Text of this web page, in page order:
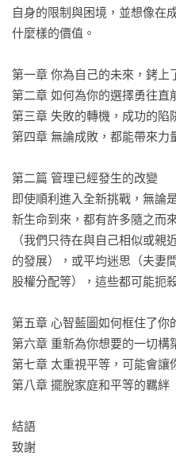
甚至親子教養之上，例如：
思考每一個行動的長期後果，
套房，是否可能成為日後的負
◆脫離要求完美的枷鎖
有些人因為減重計畫荒廢了一
◆一次只改變一個要素
明星股權分析師跳槽到新投資
更不用說跨到更陌生的領域！
的界線。
◆先和潛在機會「交往」看看
一邊醞釀新創事業，一邊保留
◆與其追求短期的公平，不如追
夫妻很難平均家事，合夥人很
平，不如追求現在這樣看似不
來什麼更好的成果。
未能行動的遺憾，永遠甚於展
好的選擇，現在就挺身面對迎
自身的限制與困境，並想像在
什麼樣的價值。
第一章 你為自己的未來，銬上
第二章 如何為你的選擇勇往直
第三章 失敗的轉機，成功的陷
第四章 無論成敗，都能帶來力
第二篇 管理已經發生的改變
即使順利進入全新挑戰，無論
新生命到來，都有許多隨之而
（我們只待在與自己相似或親
的發展），或平均迷思（夫妻
股權分配等），這些都可能扼
第五章 心智藍圖如何框住了你
第六章 重新為你想要的一切構
第七章 太重視平等，可能會讓
第八章 擺脫家庭和平等的羈絆
結語
致謝